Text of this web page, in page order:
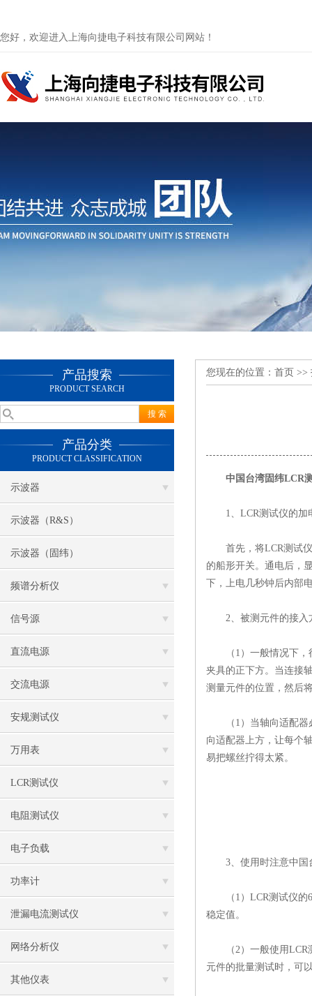
您好，欢迎进入上海向捷电子科技有限公司网站！
产品搜索
PRODUCT SEARCH
产品分类
PRODUCT CLASSIFICATION
示波器
示波器（R&S）
示波器（固纬）
频谱分析仪
信号源
直流电源
交流电源
安规测试仪
万用表
LCR测试仪
电阻测试仪
电子负载
功率计
泄漏电流测试仪
网络分析仪
其他仪表
您现在的位置： 首页 >>
中国台湾固纬LCR
1、LCR测试仪的加
首先，将LCR测试仪
的船形开关。通电后，
下，上电几秒钟后内部
2、被测元件的接入
（1）一般情况下，径
夹具的正下方。当连接
测量元件的位置，然后
（1）当轴向适配器必
向适配器上方，让每个
易把螺丝拧得太紧。
3、使用时注意中国
（1）LCR测试仪的6
稳定值。
（2）一般使用LCR测
元件的批量测试时，可